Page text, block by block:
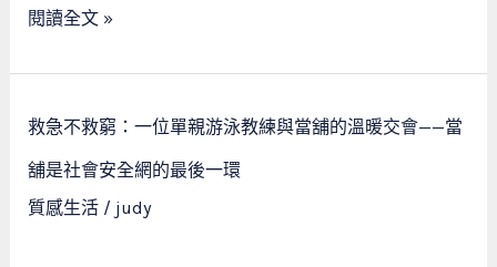
何
起
歲
健
品
閱讀全文 »
救急不救窮：一位單親游泳教練與當舖的溫暖交會——當
舖是社會安全網的最後一環
質感生活/ judy
救
急
不
救